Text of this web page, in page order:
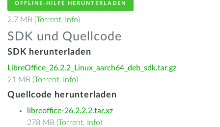
OFFLINE-HILFE HERUNTERLADEN
2.7 MB (Torrent, Info)
SDK und Quellcode
SDK herunterladen
LibreOffice_26.2.2_Linux_aarch64_deb_sdk.tar.gz
21 MB (Torrent, Info)
Quellcode herunterladen
libreoffice-26.2.2.2.tar.xz
278 MB (Torrent, Info)